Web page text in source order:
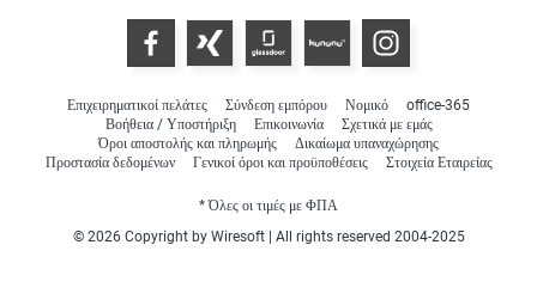
Επιχειρηματικοί πελάτες Σύνδεση εμπόρου Νομικό
office-365
Βοήθεια / Υποστήριξη
Επικοινωνία
Σχετικά με εμάς
Όροι αποστολής και πληρωμής
Δικαίωμα υπαναχώρησης
Προστασία δεδομένων
Γενικοί όροι και προϋποθέσεις Στοιχεία Εταιρείας
* Όλες οι τιμές με ΦΠΑ
© 2026 Copyright by Wiresoft | All rights reserved 2004-2025